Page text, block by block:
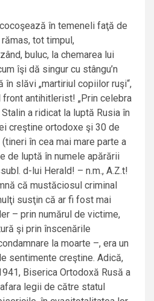
în temeneli faţă de
rămas, tot timpul,
buluc, la chemarea lui
îşi dă singur cu stângu’n
slăvi „martiriul copiilor ruşi“,
antihitlerist! „Prin celebra
a ridicat la luptă Rusia în
creştine ortodoxe şi 30 de
în cea mai mare parte a
de luptă în numele apărării
d-lui Herald! – n.m., A.Z.t!
că mustăciosul criminal
susţin că ar fi fost mai
– prin numărul de victime,
şi prin înscenările
la moarte –, era un
sentimente creştine. Adică,
Biserica Ortodoxă Rusă a
legii de către statul